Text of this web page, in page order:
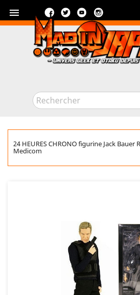
 FacebookTwitterYouTube
24 HEURES CHRONO figurine Jack Bauer
Medicom